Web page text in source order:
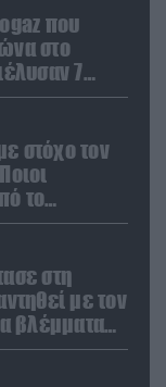
που
στο
7
ουκρανικού
στόχο τον
το
στη
με τον
Ρωσία